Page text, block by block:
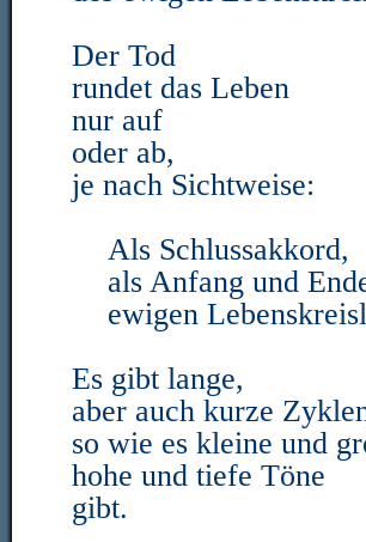
Der Tod
rundet das Leben
nur auf
oder ab,
je nach Sichtweise:
Als Schlussakkord,
als Anfang und
ewigen
Es gibt lange,
aber auch kurze
so wie es kleine und
hohe und tiefe Töne
gibt.